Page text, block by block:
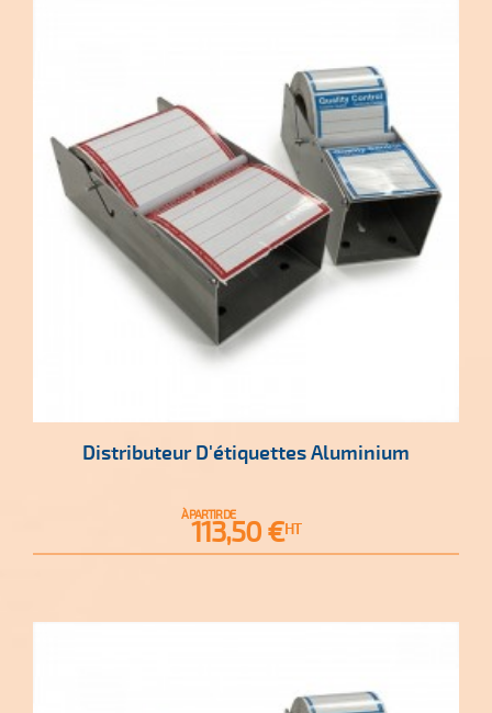
Distributeur D'étiquettes Aluminium
À PARTIR DE
Prix
113,50 €HT